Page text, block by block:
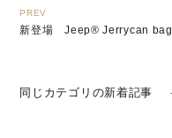
新登場 Jeep® Jerrycan bag
同じカテゴリの新着記事